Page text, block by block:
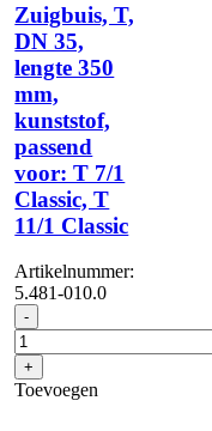
Zuigbuis, T,
DN 35,
lengte 350
mm,
kunststof,
passend
voor: T 7/1
Classic, T
11/1 Classic
Artikelnummer:
5.481-010.0
- Zuigbuis,
T,
DN
35,
lengte
+
Toevoegen